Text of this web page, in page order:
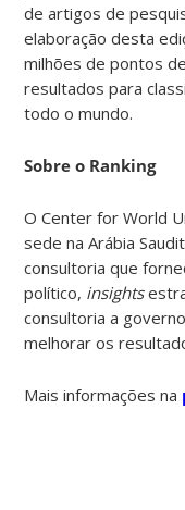
de artigos de
elaboração desta
milhões de pontos
resultados para
todo o mundo.
Sobre o Ranking
O Center for World
sede na Arábia
consultoria que
político, insights
consultoria a
melhorar os
Mais informações na